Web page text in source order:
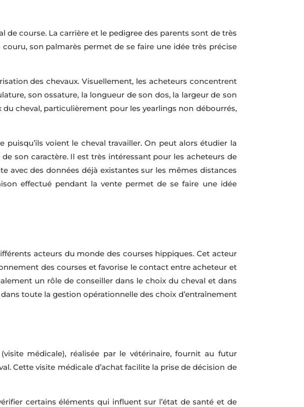
de course. La carrière et le pedigree des parents sont de très
son palmarès permet de se faire une idée très précise
des chevaux. Visuellement, les acheteurs concentrent
son ossature, la longueur de son dos, la largeur de son
cheval, particulièrement pour les yearlings non débourrés,
voient le cheval travailler. On peut alors étudier la
son caractère. Il est très intéressant pour les acheteurs de
avec des données déjà existantes sur les mêmes distances
effectué pendant la vente permet de se faire une idée
acteurs du monde des courses hippiques. Cet acteur
des courses et favorise le contact entre acheteur et
un rôle de conseiller dans le choix du cheval et dans
toute la gestion opérationnelle des choix d’entraînement
médicale), réalisée par le vétérinaire, fournit au futur
Cette visite médicale d’achat facilite la prise de décision de
certains éléments qui influent sur l’état de santé et de